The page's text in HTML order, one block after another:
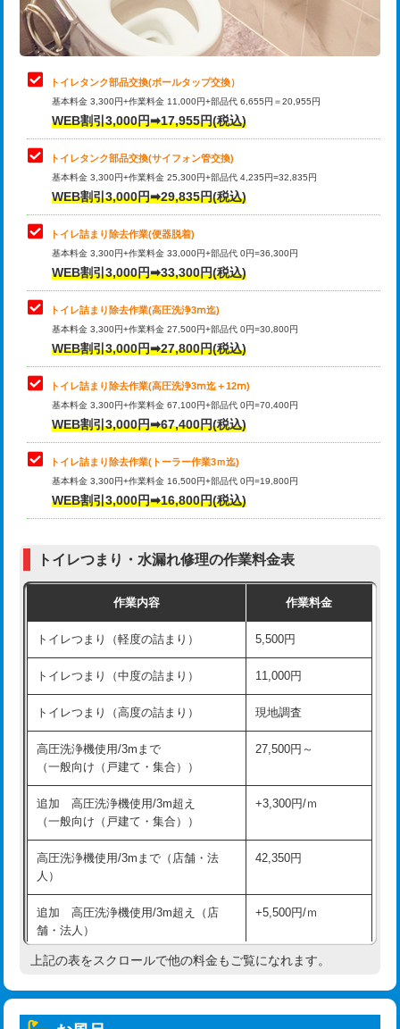
トイレタンク部品交換(ボールタップ交換）
基本料金 3,300円+作業料金 11,000円+部品代 6,655円＝20,955円
WEB割引3,000円➡17,955円(税込)
トイレタンク部品交換(サイフォン管交換)
基本料金 3,300円+作業料金 25,300円+部品代 4,235円=32,835円
WEB割引3,000円➡29,835円(税込)
トイレ詰まり除去作業(便器脱着)
基本料金 3,300円+作業料金 33,000円+部品代 0円=36,300円
WEB割引3,000円➡33,300円(税込)
トイレ詰まり除去作業(高圧洗浄3ⅿ迄)
基本料金 3,300円+作業料金 27,500円+部品代 0円=30,800円
WEB割引3,000円➡27,800円(税込)
トイレ詰まり除去作業(高圧洗浄3ⅿ迄＋12ⅿ)
基本料金 3,300円+作業料金 67,100円+部品代 0円=70,400円
WEB割引3,000円➡67,400円(税込)
トイレ詰まり除去作業(トーラー作業3ｍ迄)
基本料金 3,300円+作業料金 16,500円+部品代 0円=19,800円
WEB割引3,000円➡16,800円(税込)
トイレつまり・水漏れ修理の作業料金表
作業内容 作業料金
トイレつまり（軽度の詰まり） 5,500円
トイレつまり（中度の詰まり） 11,000円
トイレつまり（高度の詰まり） 現地調査
高圧洗浄機使用/3mまで
（一般向け（戸建て・集合））
27,500円～
追加 高圧洗浄機使用/3m超え
（一般向け（戸建て・集合））
+3,300円/ｍ
高圧洗浄機使用/3mまで（店舗・法
人）
42,350円
追加 高圧洗浄機使用/3m超え（店
舗・法人）
+5,500円/ｍ
高度高圧洗浄換 現地調査
上記の表をスクロールで他の料金もご覧になれます。